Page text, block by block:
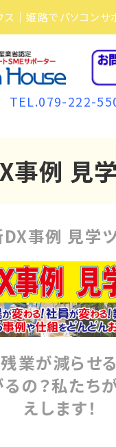
TEL.079-222-
事例 見
事例 見学
業が減らせ
の？私たち
えします！